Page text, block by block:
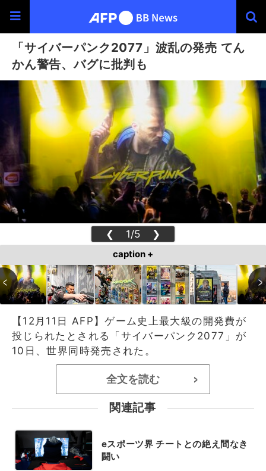
「サイバーパンク2077」波乱の発売 てん
かん警告、バグに批判も
❮ 1/5 ❯
caption +
【12月11日 AFP】ゲーム史上最大級の開発費が
投じられたとされる「サイバーパンク2077」が
10日、世界同時発売された。
全文を読む >
関連記事
eスポーツ界 チートとの絶え間なき
闘い